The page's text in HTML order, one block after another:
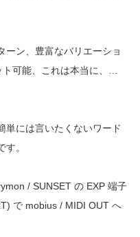
ーン、豊富なバリエーショ
ト可能、これは本当に、…
単には言いたくないワード
。
/ SUNSET の EXP 端子
で mobius / MIDI OUT へ